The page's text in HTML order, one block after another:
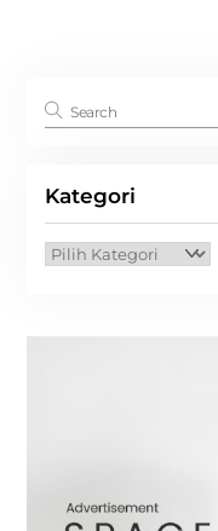
Kategori
Kategori